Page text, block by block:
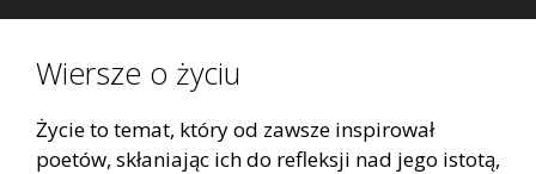
Wiersze o życiu
Życie to temat, który od zawsze inspirował
poetów, skłaniając ich do refleksji nad jego istotą,